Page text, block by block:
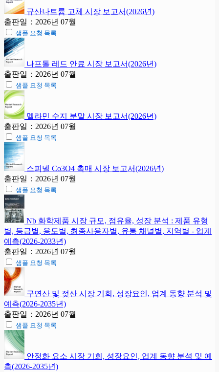
규산나트륨 고체 시장 보고서(2026년)
출판일：2026년 07월
샘플 요청 목록
나프톨 레드 안료 시장 보고서(2026년)
출판일：2026년 07월
샘플 요청 목록
멜라민 수지 분말 시장 보고서(2026년)
출판일：2026년 07월
샘플 요청 목록
스피넬 Co3O4 촉매 시장 보고서(2026년)
출판일：2026년 07월
샘플 요청 목록
Nb 화학제품 시장 규모, 점유율, 성장 분석 : 제품 유형
별, 등급별, 용도별, 최종사용자별, 유통 채널별, 지역별 - 업계
예측(2026-2033년)
출판일：2026년 07월
샘플 요청 목록
구연산 및 젖산 시장 기회, 성장요인, 업계 동향 분석 및
예측(2026-2035년)
출판일：2026년 07월
샘플 요청 목록
안정화 요소 시장 기회, 성장요인, 업계 동향 분석 및 예
측(2026-2035년)